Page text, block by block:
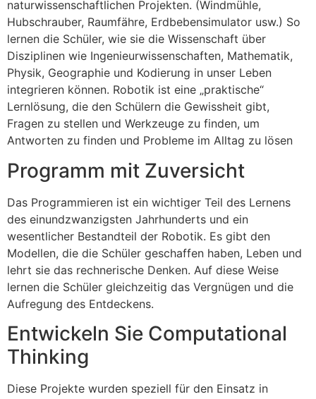
naturwissenschaftlichen Projekten. (Windmühle,
Hubschrauber, Raumfähre, Erdbebensimulator usw.) So
lernen die Schüler, wie sie die Wissenschaft über
Disziplinen wie Ingenieurwissenschaften, Mathematik,
Physik, Geographie und Kodierung in unser Leben
integrieren können. Robotik ist eine „praktische“
Lernlösung, die den Schülern die Gewissheit gibt,
Fragen zu stellen und Werkzeuge zu finden, um
Antworten zu finden und Probleme im Alltag zu lösen
Programm mit Zuversicht
Das Programmieren ist ein wichtiger Teil des Lernens
des einundzwanzigsten Jahrhunderts und ein
wesentlicher Bestandteil der Robotik. Es gibt den
Modellen, die die Schüler geschaffen haben, Leben und
lehrt sie das rechnerische Denken. Auf diese Weise
lernen die Schüler gleichzeitig das Vergnügen und die
Aufregung des Entdeckens.
Entwickeln Sie Computational
Thinking
Diese Projekte wurden speziell für den Einsatz in